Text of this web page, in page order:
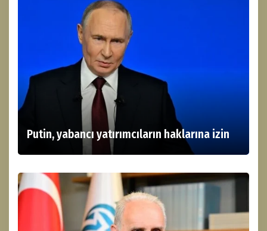
Putin, yabancı yatırımcıların haklarına izin